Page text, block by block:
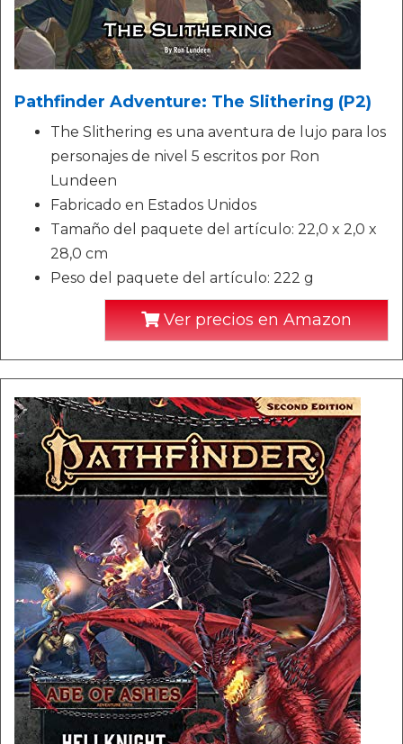
Pathfinder Adventure: The Slithering (P2)
The Slithering es una aventura de lujo para los
personajes de nivel 5 escritos por Ron
Lundeen
Fabricado en Estados Unidos
Tamaño del paquete del artículo: 22,0 x 2,0 x
28,0 cm
Peso del paquete del artículo: 222 g
Ver precios en Amazon